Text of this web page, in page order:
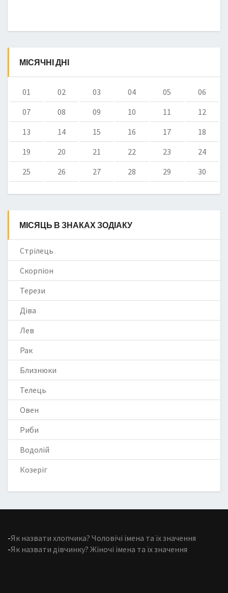
МІСЯЧНІ ДНІ
01 02 03 04 05
06
07
08 09 10 11
12
13
14 15 16 17
18
19
20 21 22 23
24
25
26 27 28 29 30
МІСЯЦЬ В ЗНАКАХ ЗОДІАКУ
Стрілець
Скорпіон
Терези
Діва
Лев
Рак
Близнюки
Телець
Овен
Риби
Водолій
Козеріг
-Як назвати хлопчика? Чоловічі імена та їх значення
-Як назвати дівчинку? Жіночі імена та їх значення